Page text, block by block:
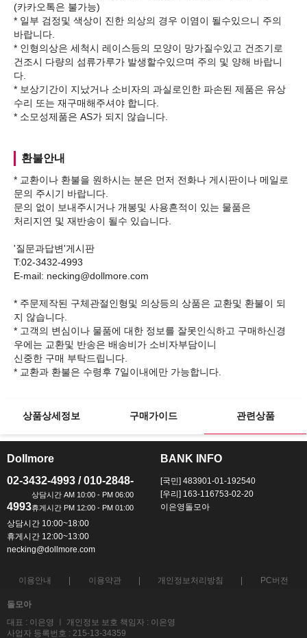
(카카오톡은 불가능)
* 일부 검정및 색상이 진한 의상의 경우 이염이 될수있으니 주의
바랍니다.
* 인형의상은 세척시 레이스등의 모양이 망가질수있고 건조기로
건조시 다량의 섬류가루가 발생할수있으며 주의 및 양해 바랍니
다.
* 보상기간이 지났거나 소비자의 과실로인한 파손된 제품은 유상
수리 또는 재구매해주셔야 합니다.
환불안내
* 교환이나 환불을 원하시는 분은 먼저 전화나 게시판이나 메일로
문의 주시기 바랍니다.
문의 없이 보내주시거나 개봉및 사용흔적이 있는 물품은
처리지연 및 재반송이 될수 있습니다.
'질문과답변'게시판
T:02-3432-4993
E-mail: necking@dollmore.com
* 주문제작된 구체관절인형및 의상등의 상품은 교환및 환불이 되
지 않습니다.
* 고객의 변심이나 물품에 대한 정보를 잘못인식하고 구매하신경
우에는 교환및 반송은 배송비가 소비자부담이니
신중한 구매 부탁드립니다.
상품상세정보 구매가이드 관련상품
Dollmore
02-3432-4993 / 010-2848-
4993
상담시간 10:00~18:00
휴게시간 12:00~13:00
necking@dollmore.com
BANK INFO
[국민] 483901-01-192540
[우리] 163-116753-02-20
이은영돌모아
이용안내 이용약관 개인정보처리방침 PC버전
돌모아
대표 : 이은영 ㅣ 개인정보 보호 책임자 : 이은영
사업자 등록번호 : 215-13-34359